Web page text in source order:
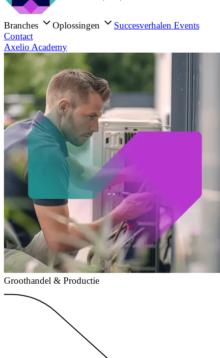
Branches Oplossingen Succesverhalen Events
Contact
Axelio Academy
Groothandel & Productie